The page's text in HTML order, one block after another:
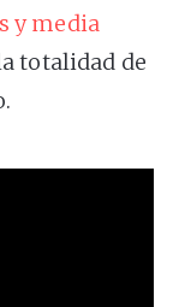
y media
totalidad de